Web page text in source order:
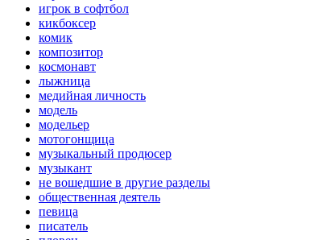
игрок в софтбол
кикбоксер
комик
композитор
космонавт
лыжница
медийная личность
модель
модельер
мотогонщица
музыкальный продюсер
музыкант
не вошедшие в другие разделы
общественная деятель
певица
писатель